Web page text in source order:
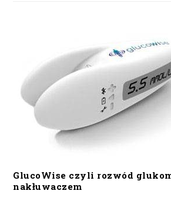
GlucoWise czyli rozwód
nakłuwaczem